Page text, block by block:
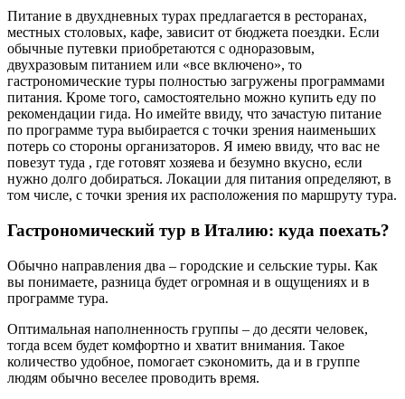
Питание в двухдневных турах предлагается в ресторанах,
местных столовых, кафе, зависит от бюджета поездки. Если
обычные путевки приобретаются с одноразовым,
двухразовым питанием или «все включено», то
гастрономические туры полностью загружены программами
питания. Кроме того, самостоятельно можно купить еду по
рекомендации гида. Но имейте ввиду, что зачастую питание
по программе тура выбирается с точки зрения наименьших
потерь со стороны организаторов. Я имею ввиду, что вас не
повезут туда , где готовят хозяева и безумно вкусно, если
нужно долго добираться. Локации для питания определяют, в
том числе, с точки зрения их расположения по маршруту тура.
Гастрономический тур в Италию: куда поехать?
Обычно направления два – городские и сельские туры. Как
вы понимаете, разница будет огромная и в ощущениях и в
программе тура.
Оптимальная наполненность группы – до десяти человек,
тогда всем будет комфортно и хватит внимания. Такое
количество удобное, помогает сэкономить, да и в группе
людям обычно веселее проводить время.